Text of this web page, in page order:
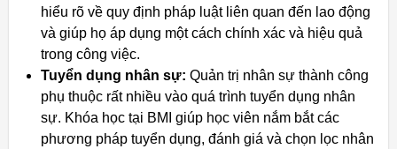
hiểu rõ về quy định pháp luật liên quan đến lao động
và giúp họ áp dụng một cách chính xác và hiệu quả
trong công việc.
Tuyển dụng nhân sự: Quản trị nhân sự thành công
phụ thuộc rất nhiều vào quá trình tuyển dụng nhân
sự. Khóa học tại BMI giúp học viên nắm bắt các
phương pháp tuyển dụng, đánh giá và chọn lọc nhân